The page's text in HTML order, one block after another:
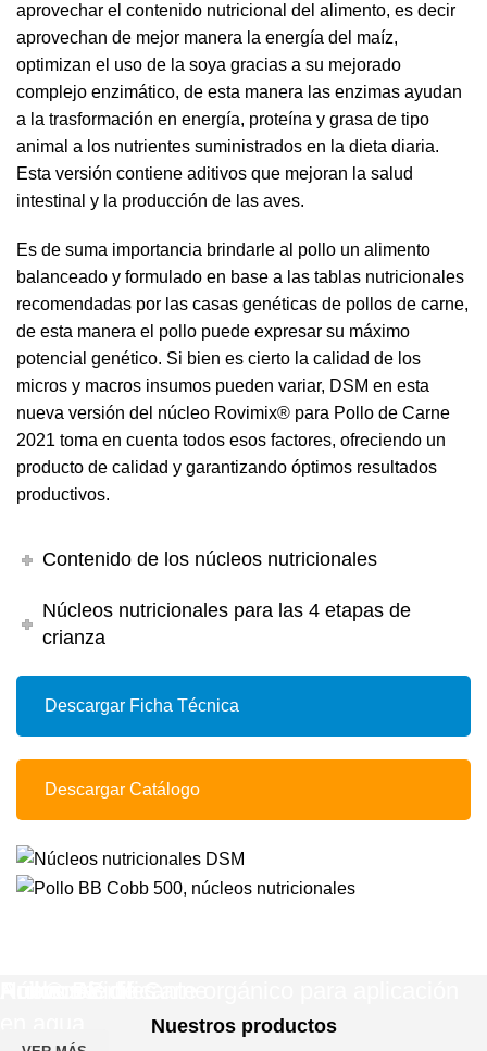
aprovechar el contenido nutricional del alimento, es decir
aprovechan de mejor manera la energía del maíz,
optimizan el uso de la soya gracias a su mejorado
complejo enzimático, de esta manera las enzimas ayudan
a la trasformación en energía, proteína y grasa de tipo
animal a los nutrientes suministrados en la dieta diaria.
Esta versión contiene aditivos que mejoran la salud
intestinal y la producción de las aves.
Es de suma importancia brindarle al pollo un alimento
balanceado y formulado en base a las tablas nutricionales
recomendadas por las casas genéticas de pollos de carne,
de esta manera el pollo puede expresar su máximo
potencial genético. Si bien es cierto la calidad de los
micros y macros insumos pueden variar, DSM en esta
nueva versión del núcleo Rovimix® para Pollo de Carne
2021 toma en cuenta todos esos factores, ofreciendo un
producto de calidad y garantizando óptimos resultados
productivos.
Contenido de los núcleos nutricionales
Núcleos nutricionales para las 4 etapas de
crianza
Descargar Ficha Técnica
Descargar Catálogo
Nuestros productos